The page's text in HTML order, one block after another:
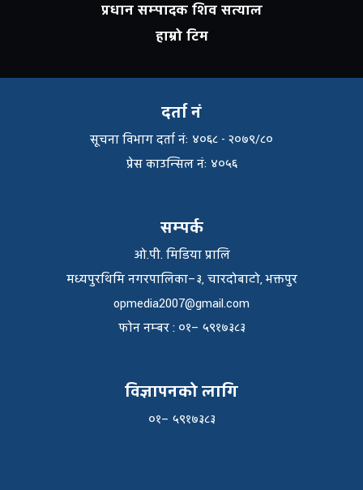
प्रधान सम्पादक शिव सत्याल
हाम्रो टिम
दर्ता नं
सूचना विभाग दर्ता नंः ४०६८ - २०७९/८०
प्रेस काउन्सिल नंः ४०५६
सम्पर्क
ओ.पी. मिडिया प्रालि
मध्यपुरथिमि नगरपालिका–३, चारदोबाटो, भक्तपुर
opmedia2007@gmail.com
फाेन नम्बर : ०१– ५९१७३८३
विज्ञापनको लागि
०१– ५९१७३८३